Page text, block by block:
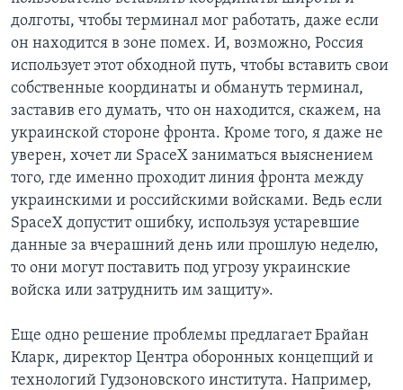
долготы, чтобы терминал мог работать, даже если
он находится в зоне помех. И, возможно, Россия
использует этот обходной путь, чтобы вставить свои
собственные координаты и обмануть терминал,
заставив его думать, что он находится, скажем, на
украинской стороне фронта. Кроме того, я даже не
уверен, хочет ли SpaceX заниматься выяснением
того, где именно проходит линия фронта между
украинскими и российскими войсками. Ведь если
SpaceX допустит ошибку, используя устаревшие
данные за вчерашний день или прошлую неделю,
то они могут поставить под угрозу украинские
войска или затруднить им защиту».
Еще одно решение проблемы предлагает Брайан
Кларк, директор Центра оборонных концепций и
технологий Гудзоновского института. Например,